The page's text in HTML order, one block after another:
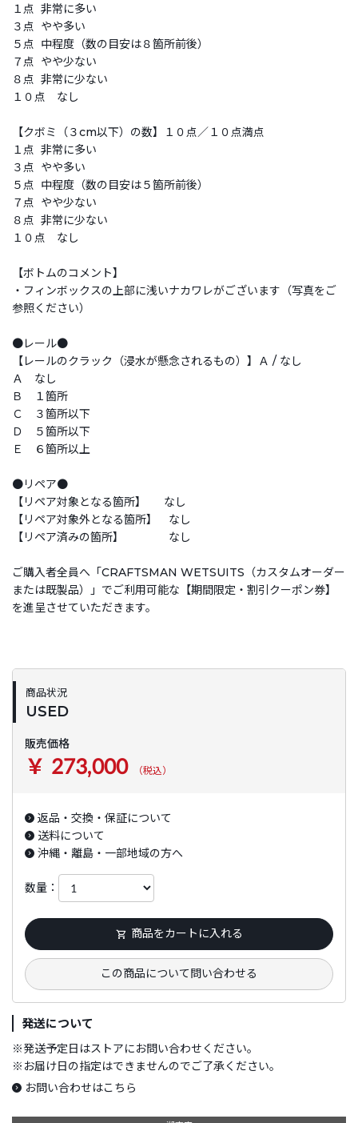
１点 非常に多い
３点 やや多い
５点 中程度（数の目安は８箇所前後）
７点 やや少ない
８点 非常に少ない
１０点 なし
【クボミ（３cm以下）の数】１０点／１０点満点
１点 非常に多い
３点 やや多い
５点 中程度（数の目安は５箇所前後）
７点 やや少ない
８点 非常に少ない
１０点 なし
【ボトムのコメント】
・フィンボックスの上部に浅いナカワレがございます（写真をご
参照ください）
●レール●
【レールのクラック（浸水が懸念されるもの）】Ａ / なし
Ａ なし
Ｂ １箇所
Ｃ ３箇所以下
Ｄ ５箇所以下
Ｅ ６箇所以上
●リペア●
【リペア対象となる箇所】 なし
【リペア対象外となる箇所】 なし
【リペア済みの箇所】 なし
ご購入者全員へ「CRAFTSMAN WETSUITS（カスタムオーダー
または既製品）」でご利用可能な【期間限定・割引クーポン券】
を進呈させていただきます。
商品状況
USED
販売価格
￥ 273,000 （税込）
返品・交換・保証について
送料について
沖縄・離島・一部地域の方へ
数量：
商品をカートに入れる
この商品について問い合わせる
発送について
※発送予定日はストアにお問い合わせください。
※ お届け日の指定はできませんのでご了承ください。
お問い合わせはこちら